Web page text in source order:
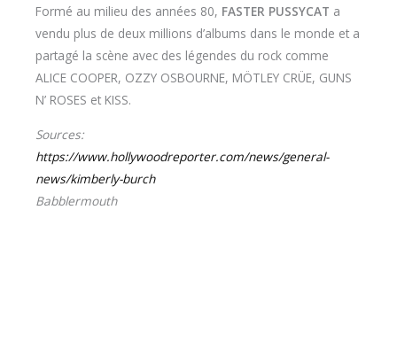
Formé au milieu des années 80, FASTER PUSSYCAT a
vendu plus de deux millions d’albums dans le monde et a
partagé la scène avec des légendes du rock comme
ALICE COOPER, OZZY OSBOURNE, MÖTLEY CRÜE, GUNS
N’ ROSES et KISS.
Sources:
https://www.hollywoodreporter.com/news/general-
news/kimberly-burch
Babblermouth